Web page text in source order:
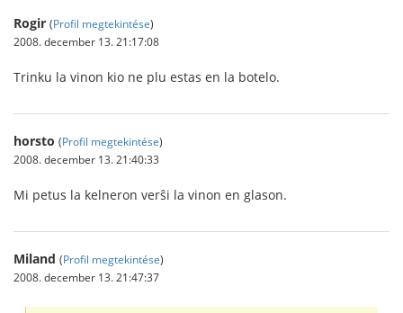
Rogir (Profil megtekintése)
2008. december 13. 21:17:08
Trinku la vinon kio ne plu estas en la botelo.
horsto (Profil megtekintése)
2008. december 13. 21:40:33
Mi petus la kelneron verŝi la vinon en glason.
Miland (Profil megtekintése)
2008. december 13. 21:47:37